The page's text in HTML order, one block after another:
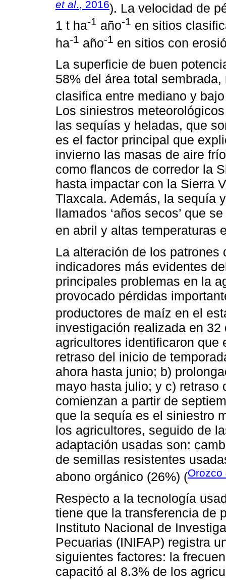
et al., 2016). La velocidad de
1 t ha-1 año-1 en sitios
ha-1 año-1 en sitios con
La superficie de buen
58% del área total
clasifica entre mediano y
Los siniestros
las sequías y heladas, que
es el factor principal que
invierno las masas de aire
como flancos de corredor la
hasta impactar con la Sierra
Tlaxcala. Además, la sequía
llamados ‘años secos’ que
en abril y altas temperaturas
La alteración de los
indicadores más evidentes
principales problemas en la
provocado pérdidas
productores de maíz en el
investigación realizada en
agricultores identificaron que
retraso del inicio de
ahora hasta junio; b)
mayo hasta julio; y c) retraso
comienzan a partir de
que la sequía es el siniestro
los agricultores, seguido de
adaptación usadas son:
de semillas resistentes
abono orgánico (26%) (Orozco
Respecto a la tecnología
tiene que la transferencia de
Instituto Nacional de
Pecuarias (INIFAP) registra
siguientes factores: la
capacitó al 8.3% de los